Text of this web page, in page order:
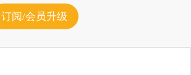
订阅/会员升级